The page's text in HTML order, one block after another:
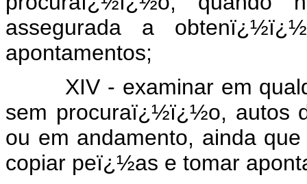
assegurada a
apontamentos;
XIV - examinar em
sem procuraï¿½ï¿½o, autos
ou em andamento, ainda
copiar peï¿½as e tomar